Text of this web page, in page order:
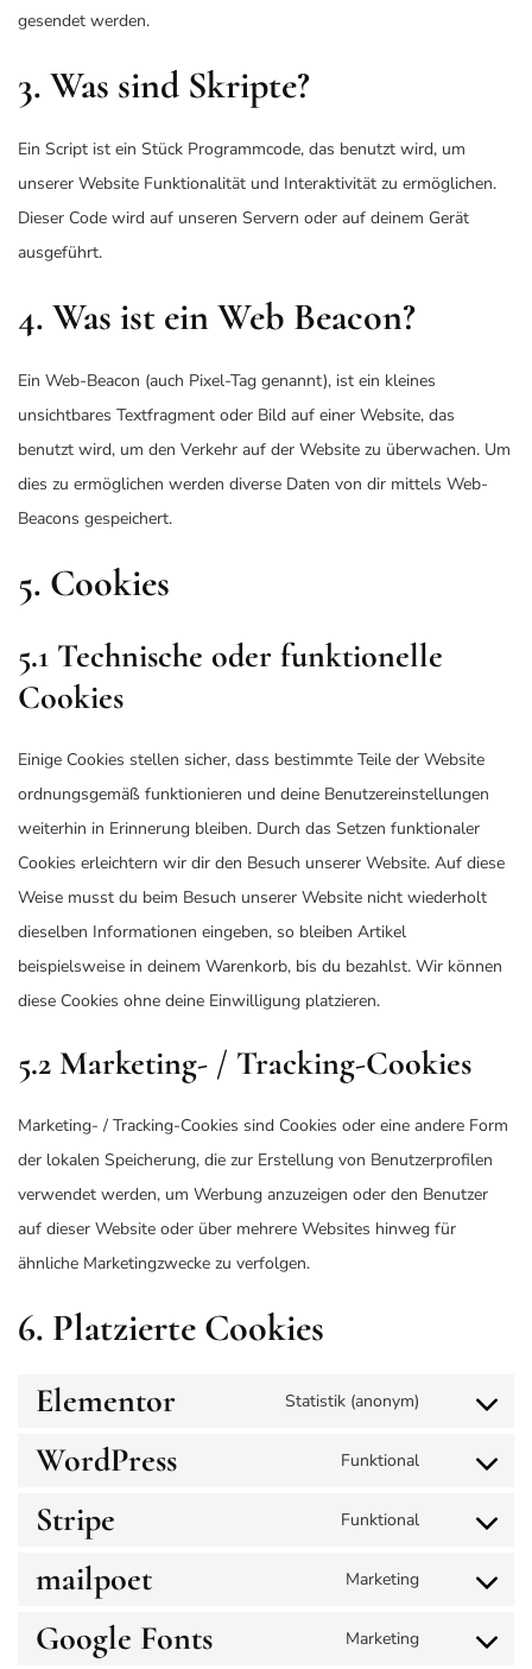
gesendet werden.
3. Was sind Skripte?
Ein Script ist ein Stück Programmcode, das benutzt wird, um
unserer Website Funktionalität und Interaktivität zu ermöglichen.
Dieser Code wird auf unseren Servern oder auf deinem Gerät
ausgeführt.
4. Was ist ein Web Beacon?
Ein Web-Beacon (auch Pixel-Tag genannt), ist ein kleines
unsichtbares Textfragment oder Bild auf einer Website, das
benutzt wird, um den Verkehr auf der Website zu überwachen. Um
dies zu ermöglichen werden diverse Daten von dir mittels Web-
Beacons gespeichert.
5. Cookies
5.1 Technische oder funktionelle
Cookies
Einige Cookies stellen sicher, dass bestimmte Teile der Website
ordnungsgemäß funktionieren und deine Benutzereinstellungen
weiterhin in Erinnerung bleiben. Durch das Setzen funktionaler
Cookies erleichtern wir dir den Besuch unserer Website. Auf diese
Weise musst du beim Besuch unserer Website nicht wiederholt
dieselben Informationen eingeben, so bleiben Artikel
beispielsweise in deinem Warenkorb, bis du bezahlst. Wir können
diese Cookies ohne deine Einwilligung platzieren.
5.2 Marketing- / Tracking-Cookies
Marketing- / Tracking-Cookies sind Cookies oder eine andere Form
der lokalen Speicherung, die zur Erstellung von Benutzerprofilen
verwendet werden, um Werbung anzuzeigen oder den Benutzer
auf dieser Website oder über mehrere Websites hinweg für
ähnliche Marketingzwecke zu verfolgen.
6. Platzierte Cookies
Elementor Statistik (anonym)
WordPress Funktional
Stripe Funktional
mailpoet Marketing
Google Fonts Marketing